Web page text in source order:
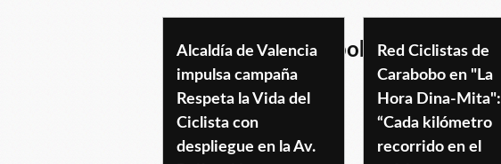
redciclistasdecarabobo
Alcaldía de Valencia
impulsa campaña
Respeta la Vida del
Ciclista con
despliegue en la Av.
Red Ciclistas de
Carabobo en "La
Hora Dina-Mita":
“Cada kilómetro
recorrido en el